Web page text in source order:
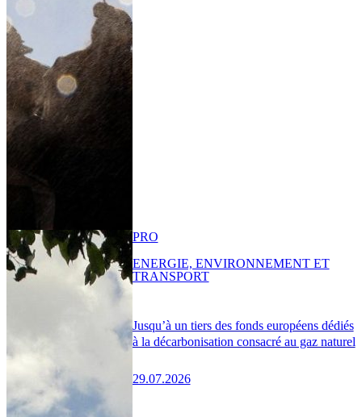
Jusqu’à un tiers des fonds européens dédiés
à la décarbonisation consacré au gaz naturel
29.07.2026
PRO
ENERGIE, ENVIRONNEMENT ET
TRANSPORT